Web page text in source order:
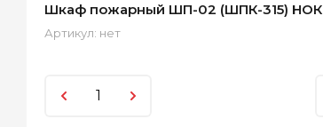
Шкаф пожарный ШП-02 (ШПК-315) НОК
Артикул: нет